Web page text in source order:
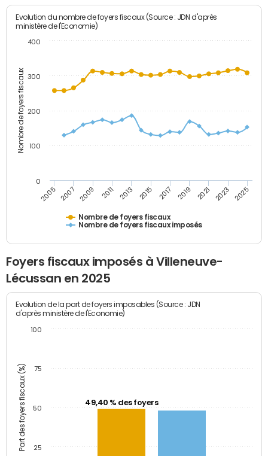
Nombre de foyers fiscaux
Evolution du nombre de foyers fiscaux (Source : JDN d'après
ministère de l'Economie)
Nombre de foyers fiscaux
Nombre de foyers fiscaux imposés
2005 2007 2009 2011 2013 2015 2017 2019 2021 2023 2025
0
100
200
300
400
Foyers fiscaux imposés à Villeneuve-
Lécussan en 2025
Part des foyers fiscaux (%)
Evolution de la part de foyers imposables (Source : JDN
d'après ministère de l'Economie)
49,40 % des foyers
25
50
75
100